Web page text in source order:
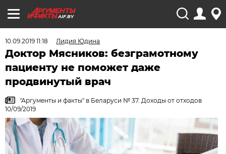
AIF.BY
10.09.2019 11:18 Лидия Юдина
Доктор Мясников: безграмотному
пациенту не поможет даже
продвинутый врач
"Аргументы и факты" в Беларуси № 37. Доходы от отходов
10/09/2019